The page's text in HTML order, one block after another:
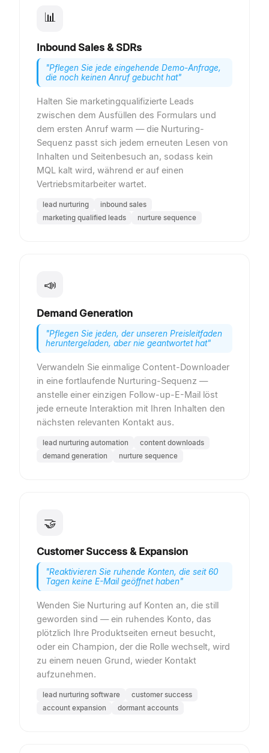
📊
Inbound Sales & SDRs
"Pflegen Sie jede eingehende Demo-Anfrage,
die noch keinen Anruf gebucht hat"
Halten Sie marketingqualifizierte Leads
zwischen dem Ausfüllen des Formulars und
dem ersten Anruf warm — die Nurturing-
Sequenz passt sich jedem erneuten Lesen von
Inhalten und Seitenbesuch an, sodass kein
MQL kalt wird, während er auf einen
Vertriebsmitarbeiter wartet.
lead nurturing
inbound sales
marketing qualified leads
nurture sequence
📣
Demand Generation
"Pflegen Sie jeden, der unseren Preisleitfaden
heruntergeladen, aber nie geantwortet hat"
Verwandeln Sie einmalige Content-Downloader
in eine fortlaufende Nurturing-Sequenz —
anstelle einer einzigen Follow-up-E-Mail löst
jede erneute Interaktion mit Ihren Inhalten den
nächsten relevanten Kontakt aus.
lead nurturing automation
content downloads
demand generation
nurture sequence
🤝
Customer Success & Expansion
"Reaktivieren Sie ruhende Konten, die seit 60
Tagen keine E-Mail geöffnet haben"
Wenden Sie Nurturing auf Konten an, die still
geworden sind — ein ruhendes Konto, das
plötzlich Ihre Produktseiten erneut besucht,
oder ein Champion, der die Rolle wechselt, wird
zu einem neuen Grund, wieder Kontakt
aufzunehmen.
lead nurturing software
customer success
account expansion
dormant accounts